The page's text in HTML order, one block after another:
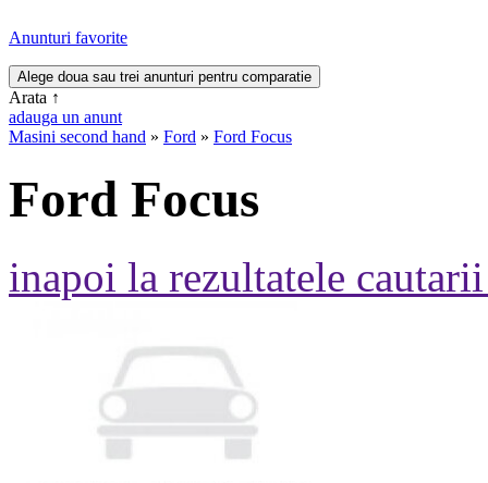
Anunturi favorite
Arata ↑
adauga un anunt
Masini second hand » Ford » Ford Focus
Ford Focus
inapoi la rezultatele